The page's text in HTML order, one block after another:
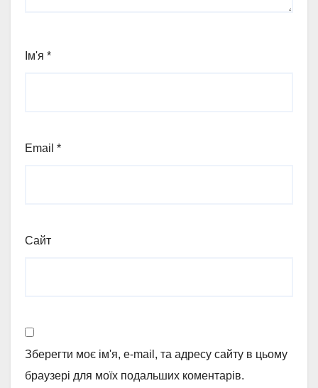
Ім'я *
Email *
Сайт
Зберегти моє ім'я, e-mail, та адресу сайту в цьому
браузері для моїх подальших коментарів.